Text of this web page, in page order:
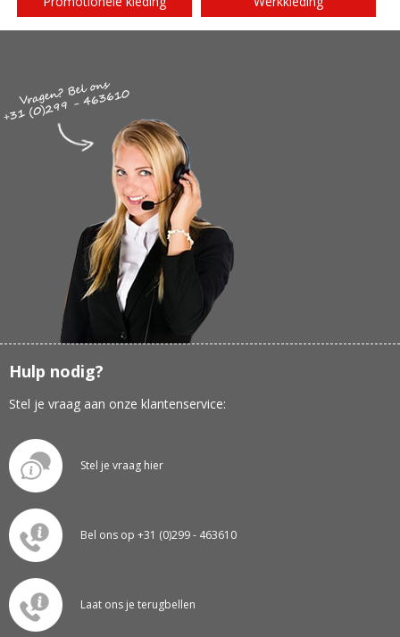
Hulp nodig?
Stel je vraag aan onze klantenservice:
Stel je vraag hier
Bel ons op +31 (0)299 - 463610
Laat ons je terugbellen